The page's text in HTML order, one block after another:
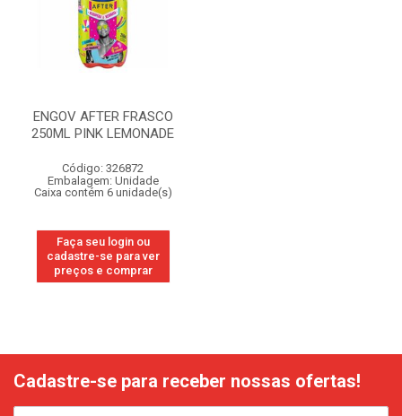
ENGOV AFTER FRASCO
250ML PINK LEMONADE
Código: 326872
Embalagem: Unidade
Caixa contém 6 unidade(s)
Faça seu login ou
cadastre-se para ver
preços e comprar
Cadastre-se para receber nossas ofertas!